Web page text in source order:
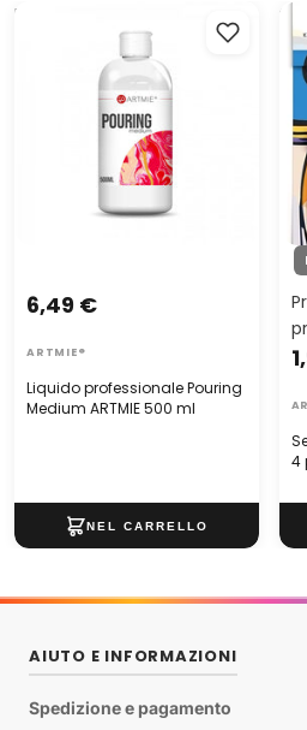
Liquido professionale Pouring
Medium ARTMIE 500 ml
Liquido professionale Pouring
Medium ARTMIE 500 ml
6,49 €
ARTMIE®
4
AIUTO E INFORMAZIONI
Spedizione e pagamento